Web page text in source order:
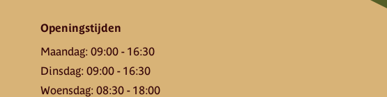
Openingstijden
Maandag:09:00 - 16:30
Dinsdag:09:00 - 16:30
Woensdag:08:30 - 18:00